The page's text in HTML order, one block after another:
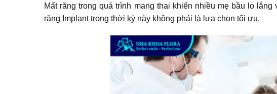
Mất răng trong quá trình mang thai khiến nhiều mẹ bầu lo
răng Implant trong thời kỳ này không phải là lựa chọn tối ưu.